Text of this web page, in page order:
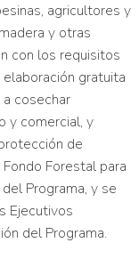
agricultores y
y otras
con los requisitos
gratuita
cosechar
y comercial, y
de
Forestal para
Programa, y se
Ejecutivos
del Programa.